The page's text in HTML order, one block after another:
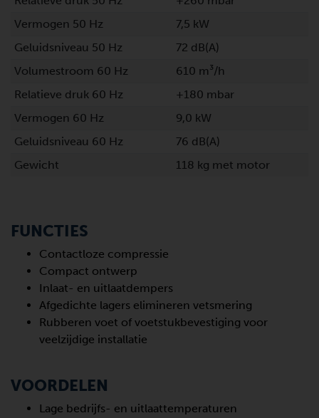
Vermogen 50 Hz
7,5 kW
Geluidsniveau 50 Hz
72 dB(A)
Volumestroom 60 Hz
610 m³/h
Relatieve druk 60 Hz
+180 mbar
Vermogen 60 Hz
9,0 kW
Geluidsniveau 60 Hz
76 dB(A)
Gewicht
118 kg met motor
FUNCTIES
Contactloze compressie
Compact ontwerp
Inlaat- en uitlaatdempers
Afgedichte lagers elimineren vetsmering
Rubberen voet of voetstukbevestiging voor
veelzijdige installatie
VOORDELEN
Lage bedrijfs- en uitlaattemperaturen